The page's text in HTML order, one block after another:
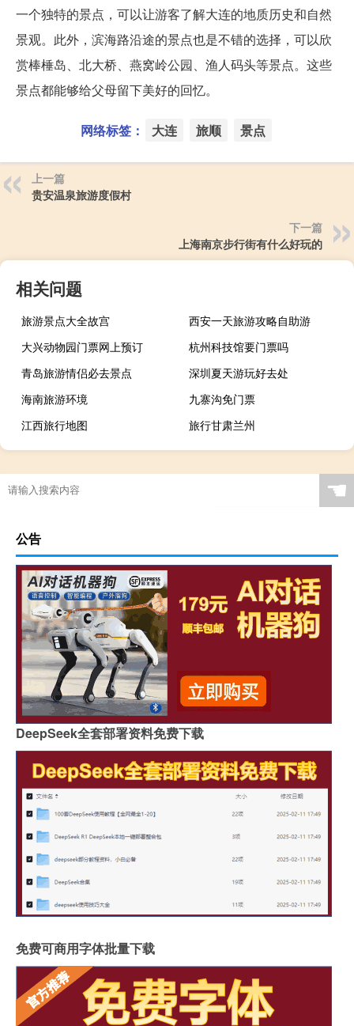
一个独特的景点，可以让游客了解大连的地质历史和自然
景观。此外，滨海路沿途的景点也是不错的选择，可以欣
赏棒棰岛、北大桥、燕窝岭公园、渔人码头等景点。这些
景点都能够给父母留下美好的回忆。
网络标签： 大连 旅顺 景点
上一篇
贵安温泉旅游度假村
下一篇
上海南京步行街有什么好玩的
相关问题
旅游景点大全故宫
西安一天旅游攻略自助游
大兴动物园门票网上预订
杭州科技馆要门票吗
青岛旅游情侣必去景点
深圳夏天游玩好去处
海南旅游环境
九寨沟免门票
江西旅行地图
旅行甘肃兰州
☚
公告
DeepSeek全套部署资料免费下载
免费可商用字体批量下载